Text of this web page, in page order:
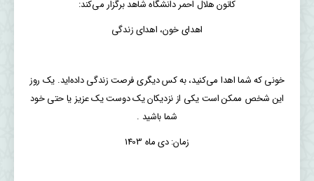
کانون هلال احمر دانشگاه شاهد برگزار می‌کند:
اهدای خون، اهدای زندگی
خونی که شما اهدا می‌کنید، به کس دیگری فرصت زندگی داده‌اید. یک روز
این شخص ممکن است یکی از نزدیکان یک دوست یک عزیز یا حتی خود
شما باشید .
زمان: دی ماه 1403